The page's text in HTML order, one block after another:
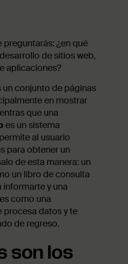
preguntarás: ¿en qué
de sitios web,
aplicaciones?
un conjunto de páginas
en mostrar
que una
es un sistema
al usuario
para obtener un
de esta manera: un
un libro de consulta
y una
como una
procesa datos y te
de regreso.
son los